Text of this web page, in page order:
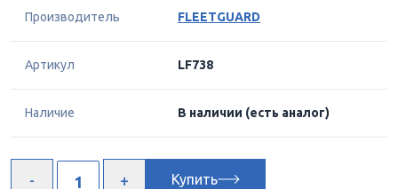
Производитель FLEETGUARD
Артикул LF738
Наличие В наличии (есть аналог)
Купить